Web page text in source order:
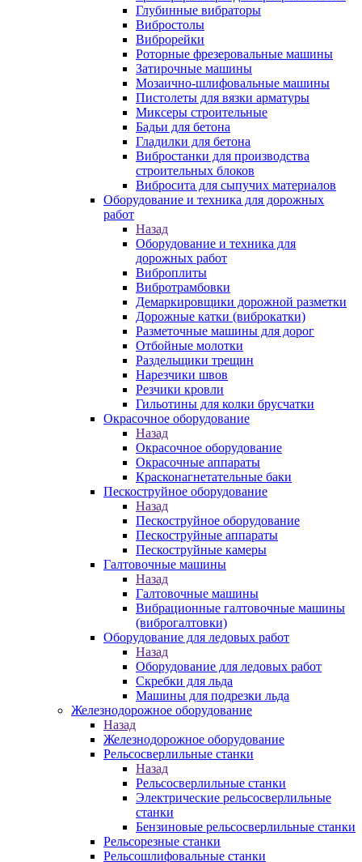
Глубинные вибраторы
Вибростолы
Виброрейки
Роторные фрезеровальные машины
Затирочные машины
Мозаично-шлифовальные машины
Пистолеты для вязки арматуры
Миксеры строительные
Бадьи для бетона
Гладилки для бетона
Вибростанки для производства
строительных блоков
Вибросита для сыпучих материалов
Оборудование и техника для дорожных
работ
Назад
Оборудование и техника для
дорожных работ
Виброплиты
Вибротрамбовки
Демаркировщики дорожной разметки
Дорожные катки (виброкатки)
Разметочные машины для дорог
Отбойные молотки
Раздельщики трещин
Нарезчики швов
Резчики кровли
Гильотины для колки брусчатки
Окрасочное оборудование
Назад
Окрасочное оборудование
Окрасочные аппараты
Красконагнетательные баки
Пескоструйное оборудование
Назад
Пескоструйное оборудование
Пескоструйные аппараты
Пескоструйные камеры
Галтовочные машины
Назад
Галтовочные машины
Вибрационные галтовочные машины
(виброгалтовки)
Оборудование для ледовых работ
Назад
Оборудование для ледовых работ
Скребки для льда
Машины для подрезки льда
Железнодорожное оборудование
Назад
Железнодорожное оборудование
Рельсосверлильные станки
Назад
Рельсосверлильные станки
Электрические рельсосверлильные
станки
Бензиновые рельсосверлильные станки
Рельсорезные станки
Рельсошлифовальные станки